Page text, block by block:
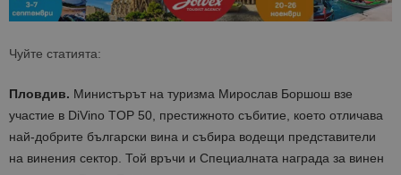
Чуйте статията:
Пловдив. Министърът на туризма Мирослав Боршош взе
участие в DiVino TOP 50, престижното събитие, което отличава
най-добрите български вина и събира водещи представители
на винения сектор. Той връчи и Специалната награда за винен